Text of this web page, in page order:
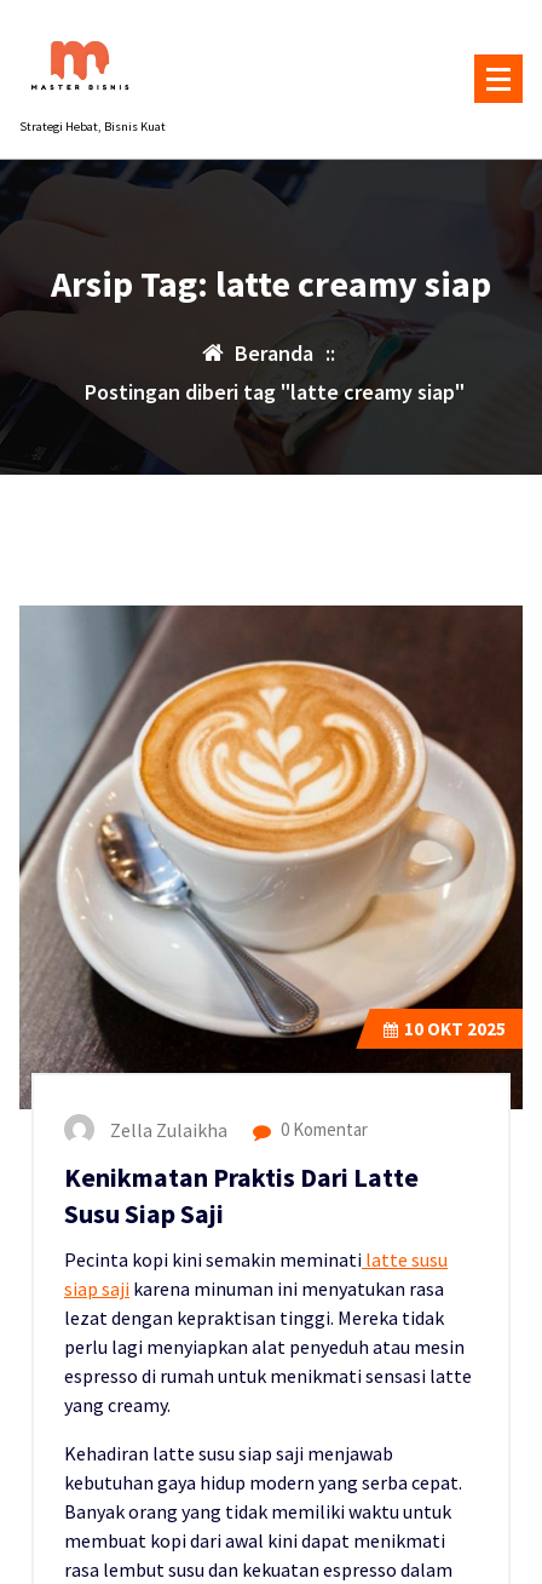
konten
Strategi Hebat, Bisnis Kuat
Arsip Tag: latte creamy siap
Beranda ::
Postingan diberi tag "latte creamy siap"
10 OKT 2025
Zella Zulaikha 0 Komentar
Kenikmatan Praktis Dari Latte
Susu Siap Saji
Pecinta kopi kini semakin meminati latte susu
siap saji karena minuman ini menyatukan rasa
lezat dengan kepraktisan tinggi. Mereka tidak
perlu lagi menyiapkan alat penyeduh atau mesin
espresso di rumah untuk menikmati sensasi latte
yang creamy.
Kehadiran latte susu siap saji menjawab
kebutuhan gaya hidup modern yang serba cepat.
Banyak orang yang tidak memiliki waktu untuk
membuat kopi dari awal kini dapat menikmati
rasa lembut susu dan kekuatan espresso dalam